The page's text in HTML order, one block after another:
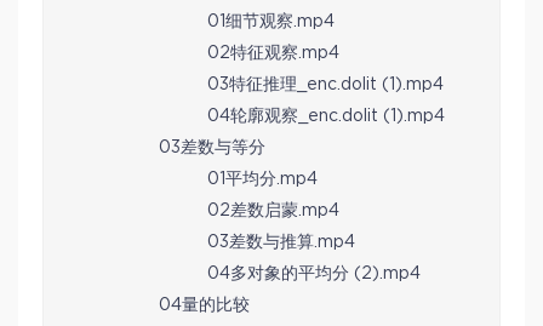
01细节观察.mp4
02特征观察.mp4
03特征推理_enc.dolit (1).mp4
04轮廓观察_enc.dolit (1).mp4
03差数与等分
01平均分.mp4
02差数启蒙.mp4
03差数与推算.mp4
04多对象的平均分 (2).mp4
04量的比较